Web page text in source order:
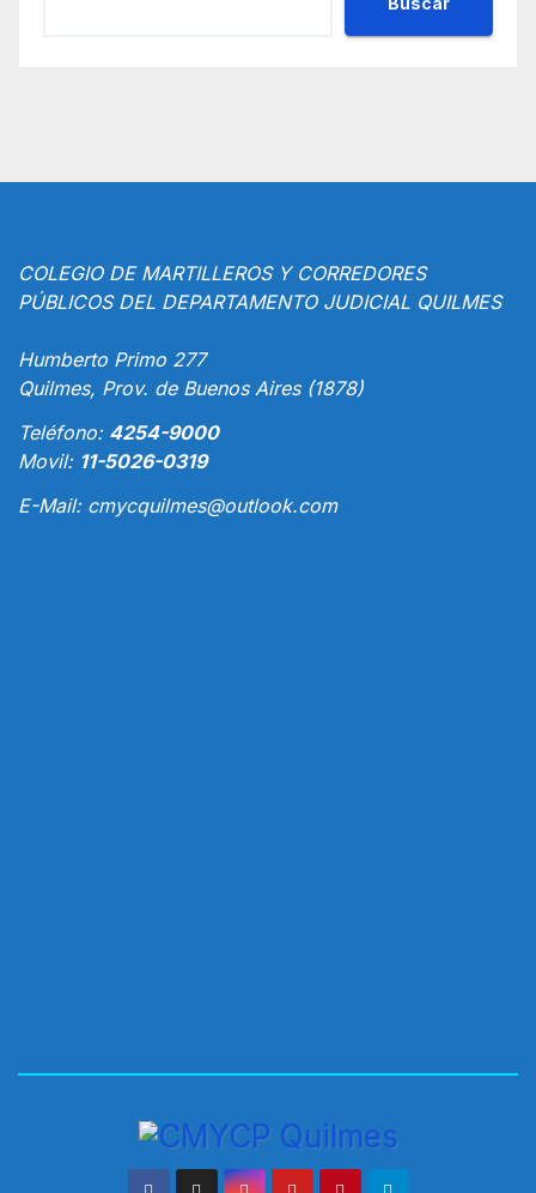
COLEGIO DE MARTILLEROS Y CORREDORES
PÚBLICOS DEL DEPARTAMENTO JUDICIAL QUILMES
Humberto Primo 277
Quilmes, Prov. de Buenos Aires (1878)
Teléfono: 4254-9000
Movil: 11-5026-0319
E-Mail: cmycquilmes@outlook.com